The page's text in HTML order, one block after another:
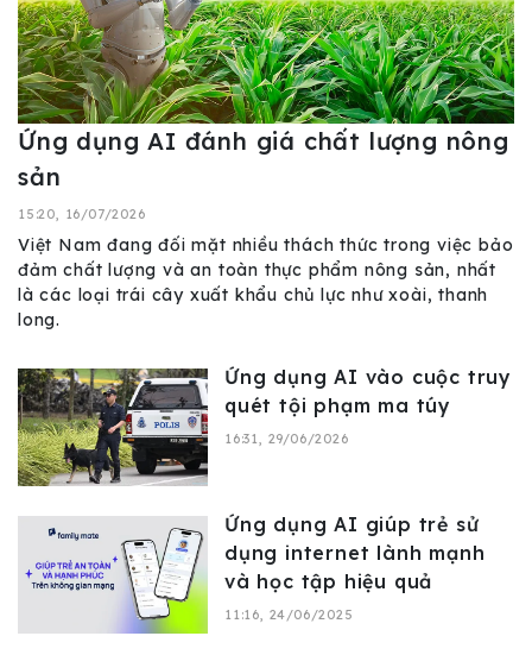
Ứng dụng AI đánh giá chất lượng nông
sản
15:20, 16/07/2026
Việt Nam đang đối mặt nhiều thách thức trong việc bảo
đảm chất lượng và an toàn thực phẩm nông sản, nhất
là các loại trái cây xuất khẩu chủ lực như xoài, thanh
long.
Ứng dụng AI vào cuộc truy
quét tội phạm ma túy
16:31, 29/06/2026
Ứng dụng AI giúp trẻ sử
dụng internet lành mạnh
và học tập hiệu quả
11:16, 24/06/2025